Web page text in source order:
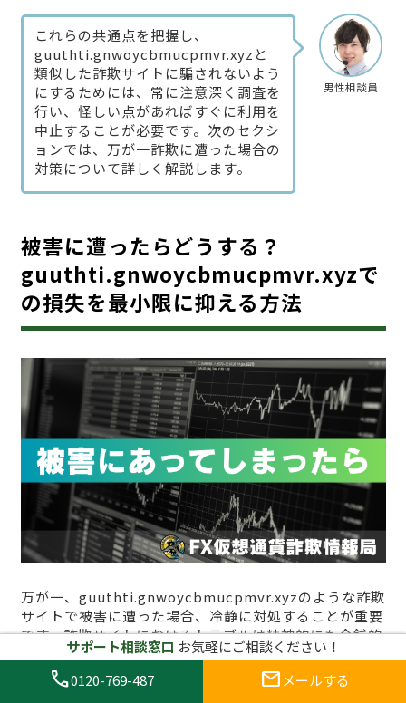
男性相談員
これらの共通点を把握し、
guuthti.gnwoycbmucpmvr.xyzと
類似した詐欺サイトに騙されないよう
にするためには、常に注意深く調査を
行い、怪しい点があればすぐに利用を
中止することが必要です。次のセクシ
ョンでは、万が一詐欺に遭った場合の
対策について詳しく解説します。
被害に遭ったらどうする？
guuthti.gnwoycbmucpmvr.xyzで
の損失を最小限に抑える方法
万が一、guuthti.gnwoycbmucpmvr.xyzのような詐欺
サイトで被害に遭った場合、冷静に対処することが重要
です。詐欺サイトにおけるトラブルは精神的にも金銭的
にも大きな打撃を与える可能性がありますが、適切な対
応を取ることで損失を最小限に抑えることができます。
以下に、詐欺に遭った場合の対処法について、具体的な
サポート相談窓口 お気軽にご相談ください！
call0120-769-487 mail メールする